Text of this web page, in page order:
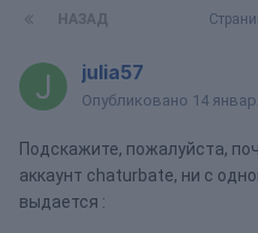
НАЗАД
julia57
Опубликовано 14
Подскажите, пожалуйста,
аккаунт chaturbate, ни с
выдается :